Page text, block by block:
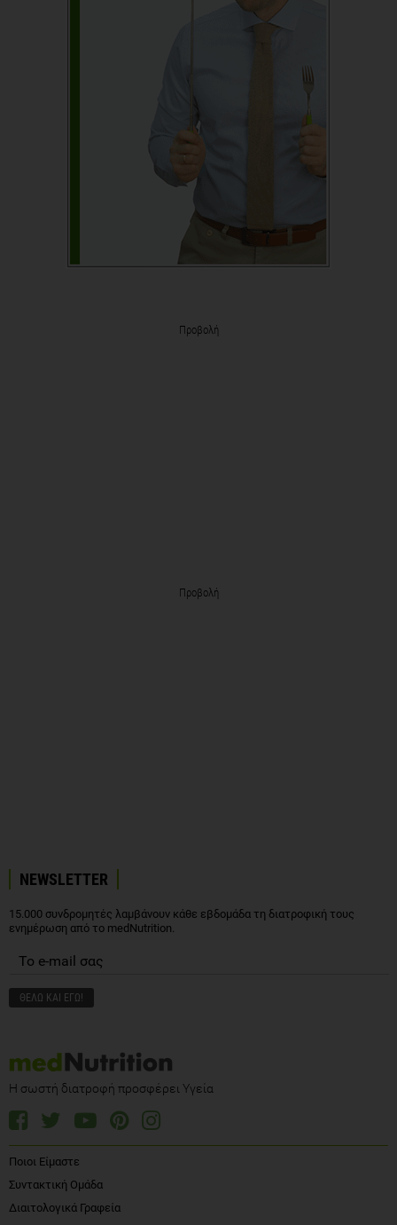
Προβολή
Προβολή
NEWSLETTER
15.000 συνδρομητές λαμβάνουν κάθε εβδομάδα τη διατροφική τους
ενημέρωση από το medNutrition.
Η σωστή διατροφή προσφέρει Υγεία
Ποιοι Είμαστε
Συντακτική Ομάδα
Διαιτολογικά Γραφεία